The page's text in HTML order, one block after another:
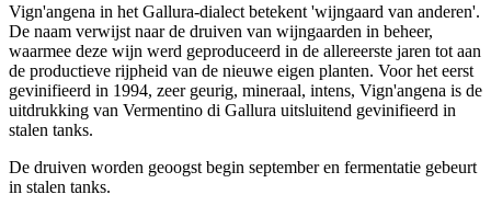
Vign'angena in het Gallura-dialect betekent 'wijngaard van anderen'.
De naam verwijst naar de druiven van wijngaarden in beheer,
waarmee deze wijn werd geproduceerd in de allereerste jaren tot aan
de productieve rijpheid van de nieuwe eigen planten. Voor het eerst
gevinifieerd in 1994, zeer geurig, mineraal, intens, Vign'angena is de
uitdrukking van Vermentino di Gallura uitsluitend gevinifieerd in
stalen tanks.
De druiven worden geoogst begin september en fermentatie gebeurt
in stalen tanks.